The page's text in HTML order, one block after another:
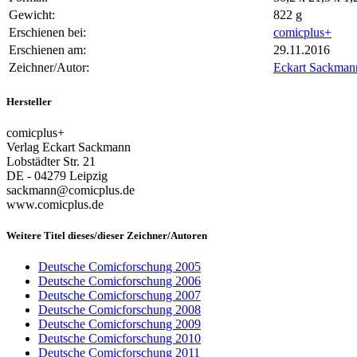
Gewicht:
822 g
Erschienen bei:
comicplus+
Erschienen am:
29.11.2016
Zeichner/Autor:
Eckart
Hersteller
comicplus+
Verlag Eckart Sackmann
Lobstädter Str. 21
DE - 04279 Leipzig
sackmann@comicplus.de
www.comicplus.de
Weitere Titel dieses/dieser Zeichner/Autoren
Deutsche Comicforschung 2005
Deutsche Comicforschung 2006
Deutsche Comicforschung 2007
Deutsche Comicforschung 2008
Deutsche Comicforschung 2009
Deutsche Comicforschung 2010
Deutsche Comicforschung 2011